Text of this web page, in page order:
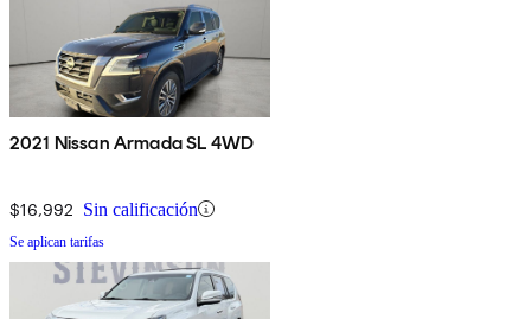
2021 Nissan Armada SL 4WD
$16,992 Sin calificación
Se aplican tarifas